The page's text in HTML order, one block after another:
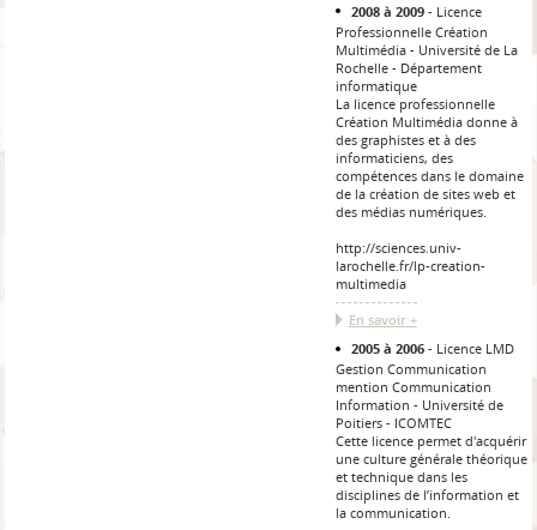
2008 à 2009
Licence
Professionnelle Création
Multimédia
Université de La
Rochelle - Département
informatique
La licence professionnelle
Création Multimédia donne à
des graphistes et à des
informaticiens, des
compétences dans le domaine
de la création de sites web et
des médias numériques.
http://sciences.univ-
larochelle.fr/lp-creation-
multimedia
En savoir +
2005 à 2006
Licence LMD
Gestion Communication
mention Communication
Information
Université de
Poitiers - ICOMTEC
Cette licence permet d'acquérir
une culture générale théorique
et technique dans les
disciplines de l’information et
la communication.